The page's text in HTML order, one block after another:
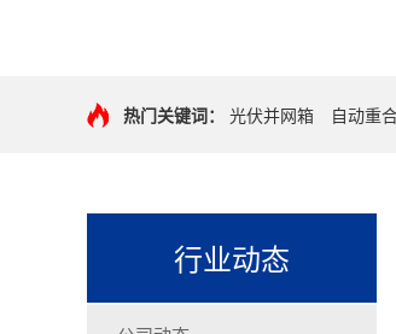
热门关键词： 光伏并网箱 自动重
行业动态